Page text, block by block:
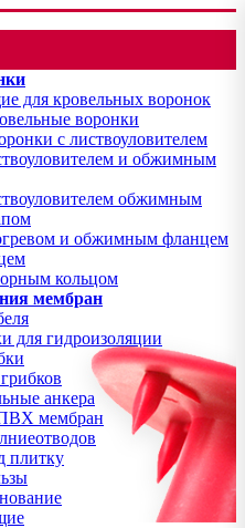
для кровельных воронок
воронки
с листвоуловителем
и обжимным
обжимным
и обжимным фланцем
кольцом
мембран
для гидроизоляции
анкера
мембран
плитку